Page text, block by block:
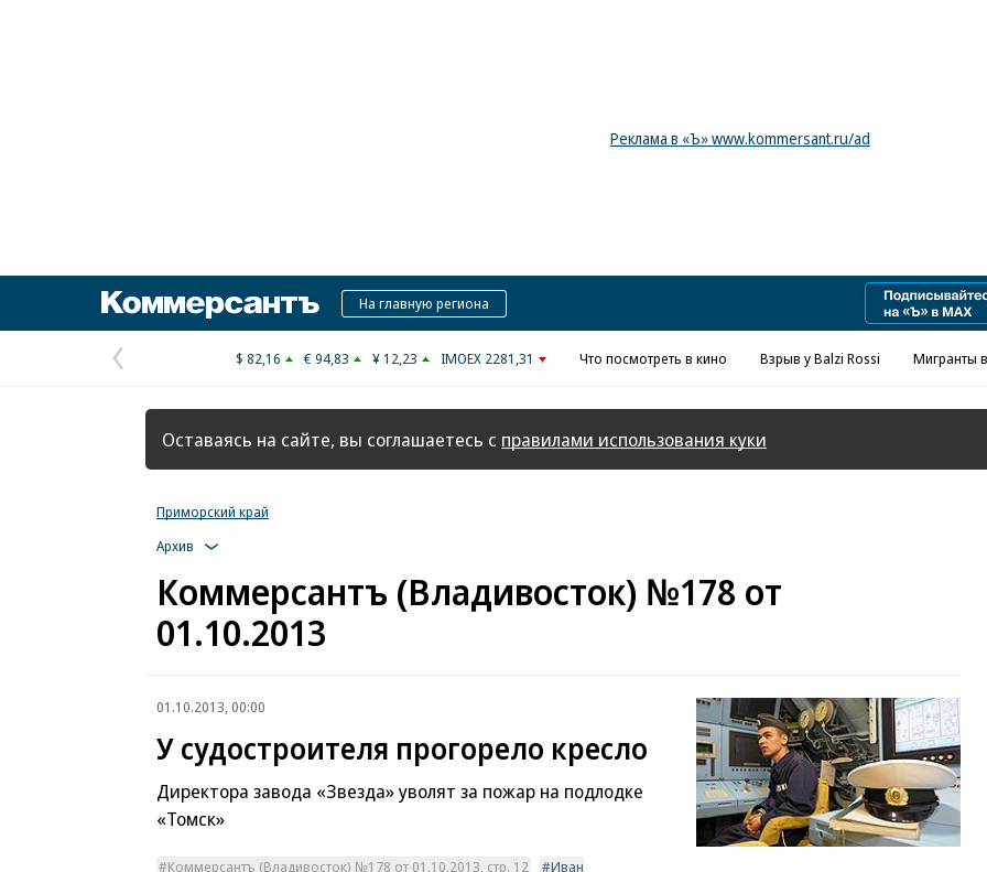
Реклама в «Ъ» www.kommersant.ru/ad
КоммерсантъНа главную региона
Предыдущая
страница
$ 82,16 € 94,83 ¥ 12,23 IMOEX 2281,31 Что посмотреть в кино Взрыв у Balzi Rossi Мигранты
Оставаясь на сайте, вы соглашаетесь с правилами использования куки
Приморский край
Архив
Коммерсантъ (Владивосток) №178 от
01.10.2013
01.10.2013, 00:00
У судостроителя прогорело кресло
Директора завода «Звезда» уволят за пожар на подлодке
«Томск»
Коммерсантъ (Владивосток) №178 от 01.10.2013, стр. 12
Иван